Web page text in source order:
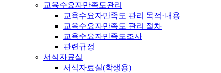
교육수요자만족도관리
교육수요자만족도 관리 목적·내용
교육수요자만족도 관리 절차
교육수요자만족도조사
관련규정
서식자료실
서식자료실(학생용)